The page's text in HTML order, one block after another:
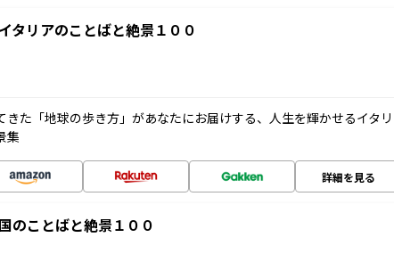
タリアのことばと絶景１００
きた「地球の歩き方」があなたにお届けする、人生を輝かせるイタリ
集
詳細を見る
のことばと絶景１００